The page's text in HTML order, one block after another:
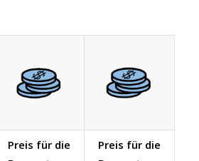
Preis für die
Preis für die